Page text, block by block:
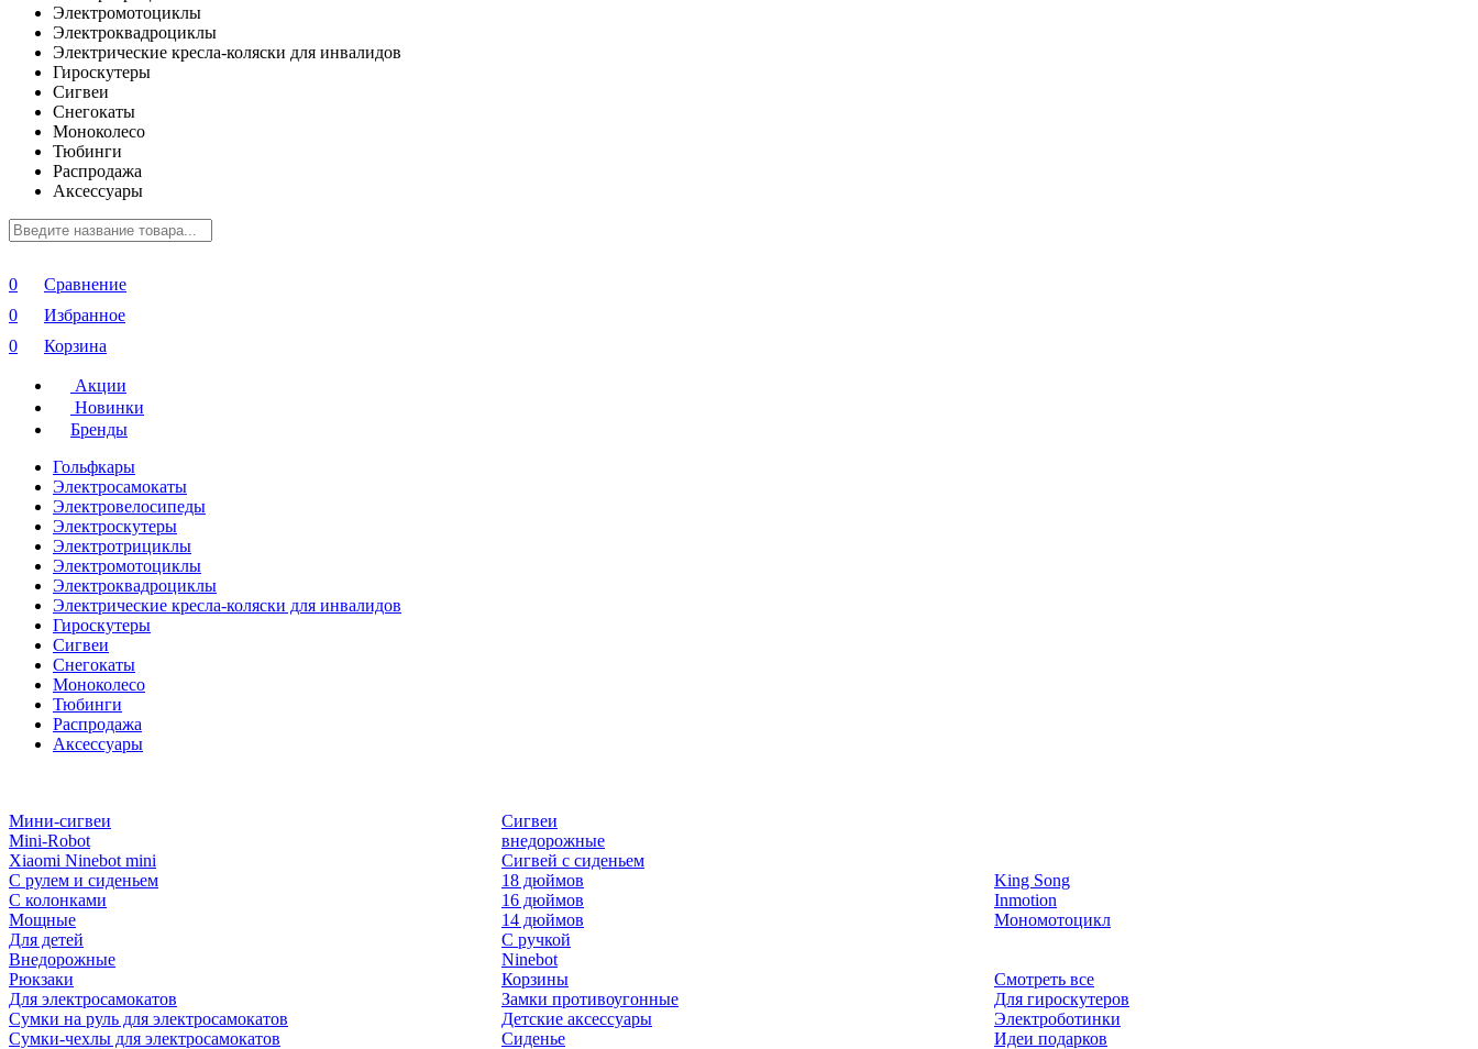
Электромотоциклы
Электроквадроциклы
Электрические кресла-коляски для инвалидов
Гироскутеры
Сигвеи
Снегокаты
Моноколесо
Тюбинги
Распродажа
Аксессуары
0
Сравнение
0
Избранное
0
Корзина
Акции
Новинки
Бренды
Гольфкары
Электросамокаты
Электровелосипеды
Электроскутеры
Электротрициклы
Электромотоциклы
Электроквадроциклы
Электрические кресла-коляски для инвалидов
Гироскутеры
Сигвеи
Снегокаты
Моноколесо
Тюбинги
Распродажа
Аксессуары
Мини-сигвеи
Mini-Robot
Xiaomi Ninebot mini
Сигвеи
внедорожные
Сигвей с сиденьем
С рулем и сиденьем
С колонками
Мощные
Для детей
Внедорожные
18 дюймов
16 дюймов
14 дюймов
С ручкой
Ninebot
King Song
Inmotion
Мономотоцикл
Рюкзаки
Для электросамокатов
Сумки на руль для электросамокатов
Сумки-чехлы для электросамокатов
Корзины
Замки противоугонные
Детские аксессуары
Сиденье
Смотреть все
Для гироскутеров
Электроботинки
Идеи подарков